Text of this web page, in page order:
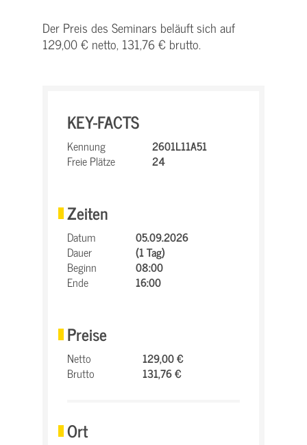
Der Preis des Seminars beläuft sich auf
129,00 € netto, 131,76 € brutto.
KEY-FACTS
Kennung
2601L11A51
Freie Plätze
24
Zeiten
Datum
05.09.2026
Dauer
(1 Tag)
Beginn
08:00
Ende
16:00
Preise
Netto
129,00 €
Brutto
131,76 €
Ort